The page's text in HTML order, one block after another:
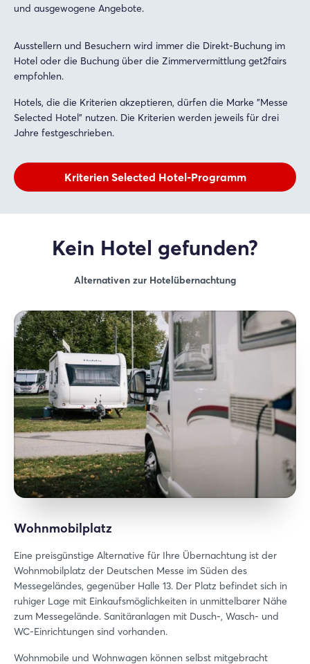
und ausgewogene Angebote.
Ausstellern und Besuchern wird immer die Direkt-Buchung im
Hotel oder die Buchung über die Zimmervermittlung get2fairs
empfohlen.
Hotels, die die Kriterien akzeptieren, dürfen die Marke "Messe
Selected Hotel" nutzen. Die Kriterien werden jeweils für drei
Jahre festgeschrieben.
Kriterien Selected Hotel-Programm
Kein Hotel gefunden?
Alternativen zur Hotelübernachtung
Wohnmobilplatz
Eine preisgünstige Alternative für Ihre Übernachtung ist der
Wohnmobilplatz der Deutschen Messe im Süden des
Messegeländes, gegenüber Halle 13. Der Platz befindet sich in
ruhiger Lage mit Einkaufsmöglichkeiten in unmittelbarer Nähe
zum Messegelände. Sanitäranlagen mit Dusch-, Wasch- und
WC-Einrichtungen sind vorhanden.
Wohnmobile und Wohnwagen können selbst mitgebracht